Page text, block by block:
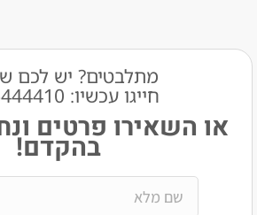
מתלבטים? יש לכם שאלה?
חייגו עכשיו: 0526444410​
פרטים ונחזור
בהקדם!